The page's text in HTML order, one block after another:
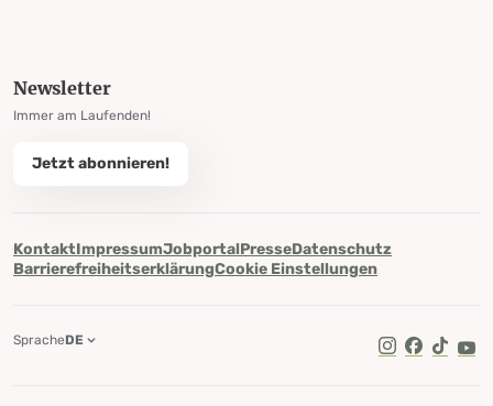
Newsletter
Immer am Laufenden!
Jetzt abonnieren!
KontaktImpressumJobportalPresseDatenschutz
BarrierefreiheitserklärungCookie Einstellungen
TikTok
SpracheDE